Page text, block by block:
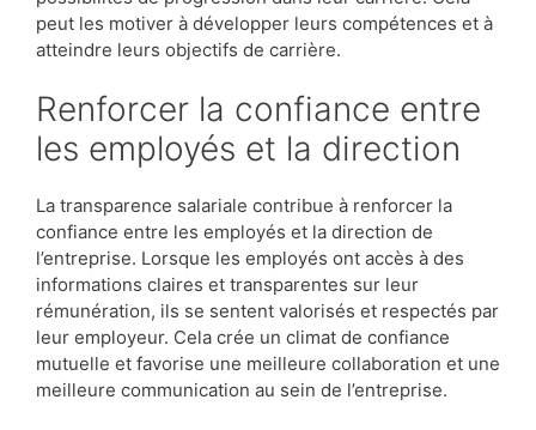
peut les motiver à développer leurs compétences et à
atteindre leurs objectifs de carrière.
Renforcer la confiance entre
les employés et la direction
La transparence salariale contribue à renforcer la
confiance entre les employés et la direction de
l’entreprise. Lorsque les employés ont accès à des
informations claires et transparentes sur leur
rémunération, ils se sentent valorisés et respectés par
leur employeur. Cela crée un climat de confiance
mutuelle et favorise une meilleure collaboration et une
meilleure communication au sein de l’entreprise.